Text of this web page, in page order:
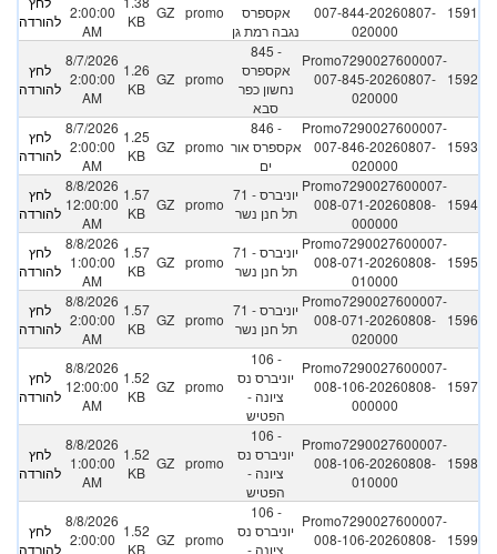
להורדה 2:00:00
AM
KB GZ promo
אקספרס
נגבה רמת גן
007-844-20260807-
020000
1591
לחץ
להורדה
8/7/2026
2:00:00
AM
1.26
KB
GZ promo
845 -
אקספרס
נחשון כפר
סבא
Promo7290027600007-
007-845-20260807-
020000
1592
לחץ
להורדה
8/7/2026
2:00:00
AM
1.25
KB GZ promo
846 -
אקספרס אור
ים
Promo7290027600007-
007-846-20260807-
020000
1593
לחץ
להורדה
8/8/2026
12:00:00
AM
1.57
KB GZ promo
71 - יוניברס
תל חנן נשר
Promo7290027600007-
008-071-20260808-
000000
1594
לחץ
להורדה
8/8/2026
1:00:00
AM
1.57
KB GZ promo
71 - יוניברס
תל חנן נשר
Promo7290027600007-
008-071-20260808-
010000
1595
לחץ
להורדה
8/8/2026
2:00:00
AM
1.57
KB GZ promo
71 - יוניברס
תל חנן נשר
Promo7290027600007-
008-071-20260808-
020000
1596
לחץ
להורדה
8/8/2026
12:00:00
AM
1.52
KB
GZ promo
106 -
יוניברס נס
ציונה -
הפטיש
Promo7290027600007-
008-106-20260808-
000000
1597
לחץ
להורדה
8/8/2026
1:00:00
AM
1.52
KB
GZ promo
106 -
יוניברס נס
ציונה -
הפטיש
Promo7290027600007-
008-106-20260808-
010000
1598
לחץ
להורדה
8/8/2026
2:00:00 1.52
KB
GZ promo
106 -
יוניברס נס
ציונה -
Promo7290027600007-
008-106-20260808-
1599